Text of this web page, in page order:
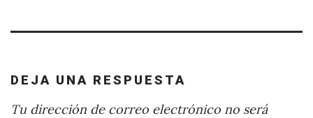
DEJA UNA RESPUESTA
Tu dirección de correo electrónico no será